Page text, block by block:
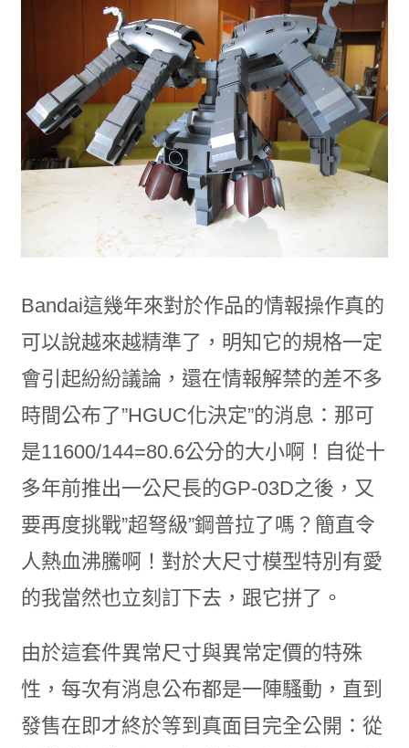
Bandai這幾年來對於作品的情報操作真的
可以說越來越精準了，明知它的規格一定
會引起紛紛議論，還在情報解禁的差不多
時間公布了”HGUC化決定”的消息：那可
是11600/144=80.6公分的大小啊！自從十
多年前推出一公尺長的GP-03D之後，又
要再度挑戰”超弩級”鋼普拉了嗎？簡直令
人熱血沸騰啊！對於大尺寸模型特別有愛
的我當然也立刻訂下去，跟它拼了。
由於這套件異常尺寸與異常定價的特殊
性，每次有消息公布都是一陣騷動，直到
發售在即才終於等到真面目完全公開：從